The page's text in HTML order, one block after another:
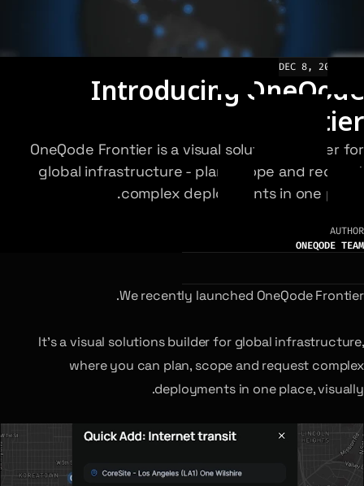
DEC 8, 2025
Introducing OneQode
Frontier
OneQode Frontier is a visual solutions builder for
global infrastructure - plan, scope and request
complex deployments in one place.
AUTHOR
ONEQODE TEAM
We recently launched OneQode Frontier.
It’s a visual solutions builder for global infrastructure,
where you can plan, scope and request complex
deployments in one place, visually.